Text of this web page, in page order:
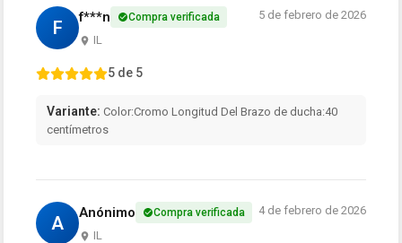
F f***n Compra verificada
IL
5 de febrero de 2026
5 de 5
Variante: Color:Cromo Longitud Del Brazo de ducha:40
centímetros
A Anónimo Compra verificada
IL
4 de febrero de 2026